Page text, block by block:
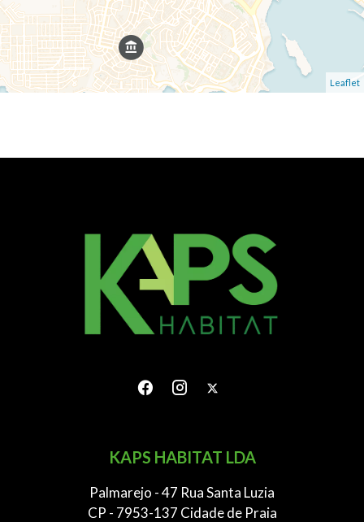
Leaflet
KAPS HABITAT LDA
Palmarejo - 47 Rua Santa Luzia
CP - 7953-137 Cidade de Praia